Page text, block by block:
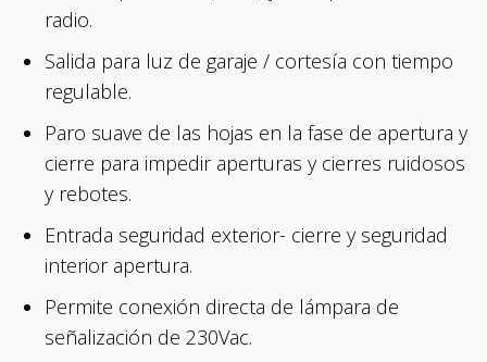
radio.
Salida para luz de garaje / cortesía con tiempo
regulable.
Paro suave de las hojas en la fase de apertura y
cierre para impedir aperturas y cierres ruidosos
y rebotes.
Entrada seguridad exterior- cierre y seguridad
interior apertura.
Permite conexión directa de lámpara de
señalización de 230Vac.